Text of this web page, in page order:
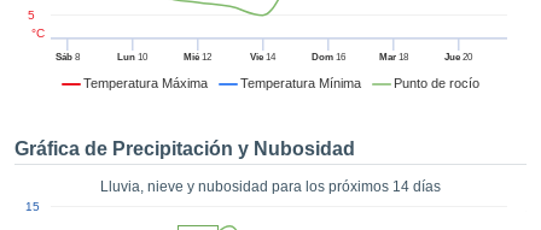
digital
basada
permite
Temperatura Máxima Temperatura Mínima Punto de rocío
Sáb8 Lun 10 Mié 12 Vie 14 Dom16 Mar18 Jue 20
5
°C
Gráfica de Precipitación y Nubosidad
Lluvia, nieve y nubosidad para los próximos 14 días
15